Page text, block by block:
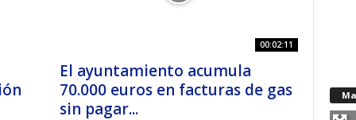
00:02:11
El ayuntamiento acumula
70.000 euros en facturas de gas
sin pagar...